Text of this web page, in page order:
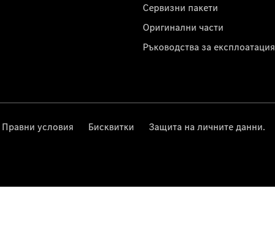
Сервизни пакети
Оригинални части
Ръководства за експлоатация
Правни условия Бисквитки Защита на личните данни.